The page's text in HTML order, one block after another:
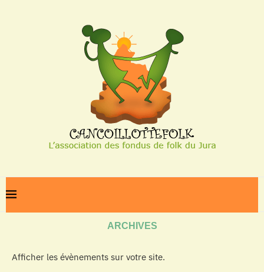
ARCHIVES
Afficher les évènements sur votre site.